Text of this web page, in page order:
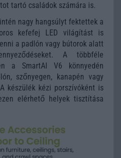
tartó családok számára is.
nagy hangsúlyt fektettek a
kefefej LED világítást is
a padlón vagy bútorok alatt
A többféle
a SmartAI V6 könnyedén
szőnyegen, kanapén vagy
készülék kézi porszívóként is
elérhető helyek tisztítása